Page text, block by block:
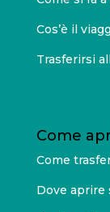
Cos’è il
Trasferirsi
Come
Come
Dove aprire